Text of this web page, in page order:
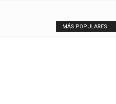
MÁS POPULARES